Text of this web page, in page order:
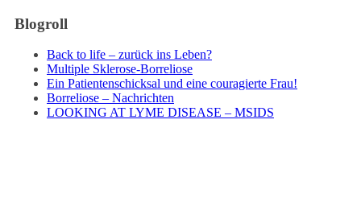
Blogroll
Back to life – zurück ins Leben?
Multiple Sklerose-Borreliose
Ein Patientenschicksal und eine couragierte Frau!
Borreliose – Nachrichten
LOOKING AT LYME DISEASE – MSIDS